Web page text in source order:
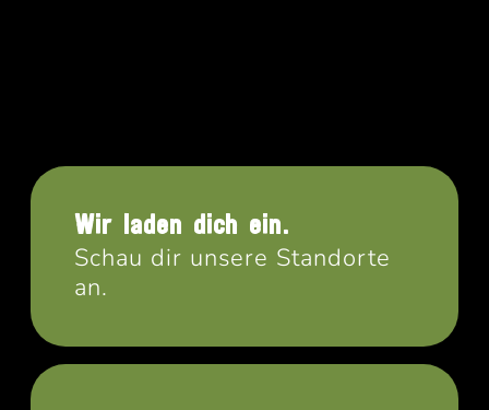
Wir laden dich ein.
Schau dir unsere Standorte
an.